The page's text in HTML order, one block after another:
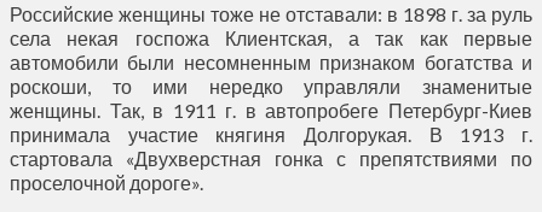
Российские женщины тоже не отставали: в 1898 г. за руль
села некая госпожа Клиентская, а так как первые
автомобили были несомненным признаком богатства и
роскоши, то ими нередко управляли знаменитые
женщины. Так, в 1911 г. в автопробеге Петербург-Киев
принимала участие княгиня Долгорукая. В 1913 г.
стартовала «Двухверстная гонка с препятствиями по
проселочной дороге».